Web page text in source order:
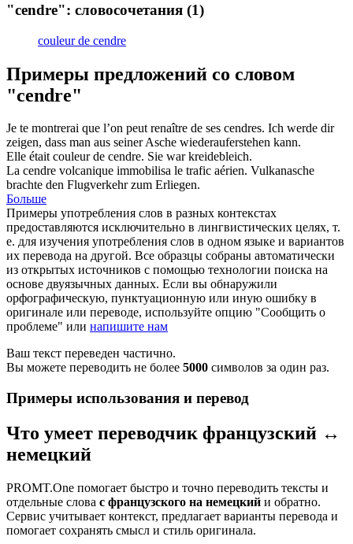
"cendre": словосочетания (1)
couleur de cendre
Примеры предложений со словом
"cendre"
Je te montrerai que l’on peut renaître de ses cendres. Ich werde dir
zeigen, dass man aus seinerAsche wiederauferstehen kann.
Elle était couleur de cendre. Sie war kreidebleich.
La cendre volcanique immobilisa le trafic aérien. Vulkanasche
brachte den Flugverkehr zum Erliegen.
Больше
Примеры употребления слов в разных контекстах
предоставляются исключительно в лингвистических целях, т.
е. для изучения употребления слов в одном языке и вариантов
их перевода на другой. Все образцы собраны автоматически
из открытых источников с помощью технологии поиска на
основе двуязычных данных. Если вы обнаружили
орфографическую, пунктуационную или иную ошибку в
оригинале или переводе, используйте опцию "Сообщить о
проблеме" или напишите нам
Ваш текст переведен частично.
Вы можете переводить не более 5000 символов за один раз.
Примеры использования и перевод
Что умеет переводчик французский ↔
немецкий
PROMT.One помогает быстро и точно переводить тексты и
отдельные слова с французского на немецкий и обратно.
Сервис учитывает контекст, предлагает варианты перевода и
помогает сохранять смысл и стиль оригинала.